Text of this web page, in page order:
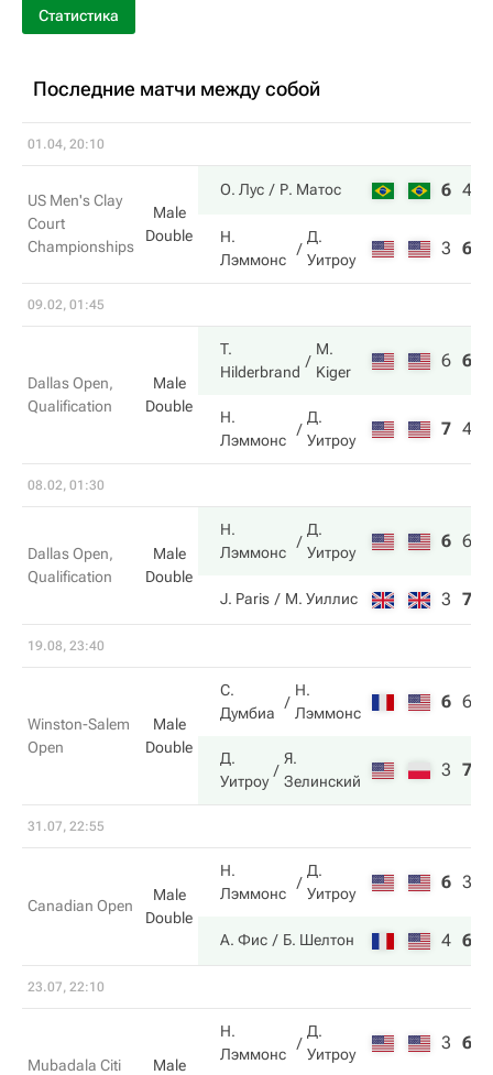
Статистика
Последние матчи между собой
01.04, 20:10
US Men's Clay
Court
Championships
Male
Double
О. Лус Р. Матос 6 4
Н.
Лэммонс
Д.
Уитроу
3 6
09.02, 01:45
Dallas Open,
Qualification
Male
Double
T.
Hilderbrand
M.
Kiger
6 6
Н.
Лэммонс
Д.
Уитроу
7 4
08.02, 01:30
Dallas Open,
Qualification
Male
Double
Н.
Лэммонс
Д.
Уитроу
6 6
J. Paris М. Уиллис 3 7
19.08, 23:40
Winston-Salem
Open
Male
Double
С.
Думбиа
Н.
Лэммонс
6 6
Д.
Уитроу
Я.
Зелинский
3 7
31.07, 22:55
Canadian Open
Male
Double
Н.
Лэммонс
Д.
Уитроу
6 3
А. Фис Б. Шелтон 4 6
23.07, 22:10
Mubadala Citi
Male
Н.
Лэммонс
Д.
Уитроу
3 6